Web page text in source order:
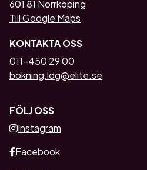
601 81 Norrköping
Till Google Maps
KONTAKTA OSS
011-450 29 00
bokning.ldg@elite.se
FÖLJ OSS
Instagram
Facebook